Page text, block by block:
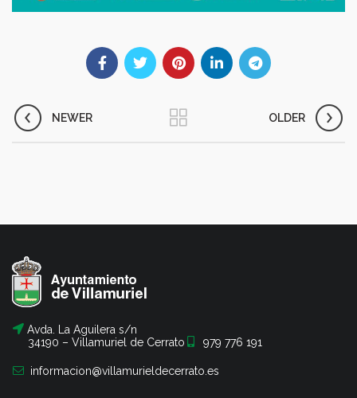
NEWER OLDER
Avda. La Aguilera s/n
34190 – Villamuriel de Cerrato
979 776 191
informacion@villamurieldecerrato.es